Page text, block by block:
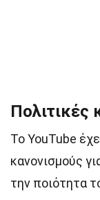
Πολιτικές
Το YouTube
κανονισμούς
την ποιότητα